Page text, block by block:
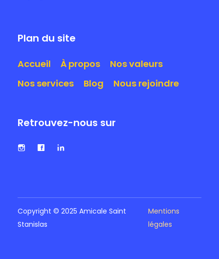
Plan du site
Accueil À propos
Nos valeurs
Nos services
Blog Nous rejoindre
Retrouvez-nous sur
Copyright © 2025 Amicale Saint
Stanislas
Mentions
légales